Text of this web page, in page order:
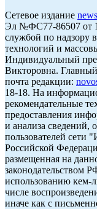
Cетевое издание
Эл №ФС77-86507 от
службой по надзору
технологий и
Индивидуальный
Викторовна.
почта редакции:
18-18. На
рекомендательные
предоставления
и анализа сведений,
пользователей сети
Российской
размещенная на
законодательством
использованию кем-
числе
иначе как с